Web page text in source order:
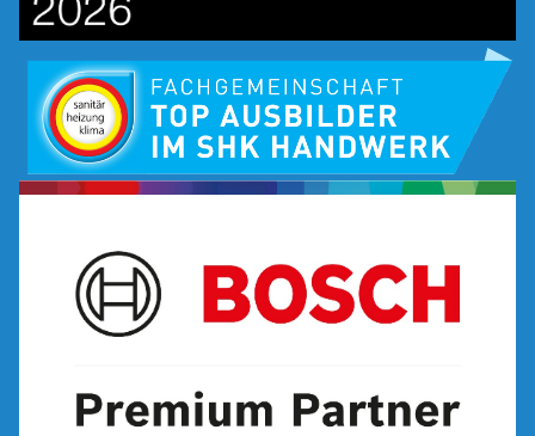
Bild